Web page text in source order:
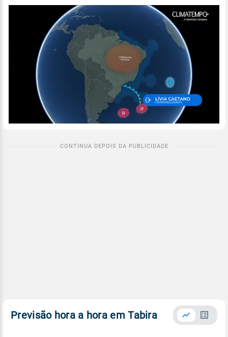
Previsão hora a hora em Tabira